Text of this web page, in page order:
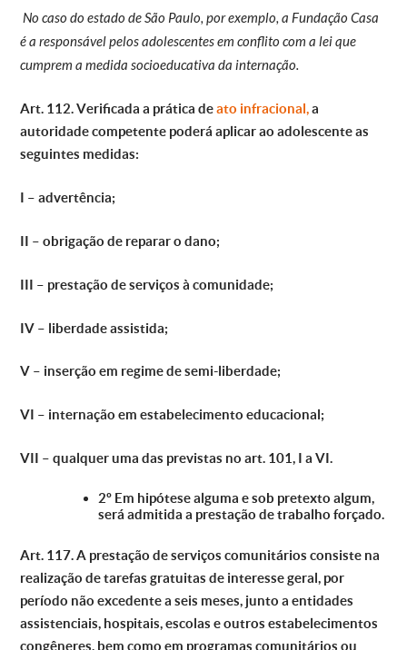
No caso do estado de São Paulo, por exemplo, a Fundação Casa
é a responsável pelos adolescentes em conflito com a lei que
cumprem a medida socioeducativa da internação.
Art. 112. Verificada a prática deato infracional,a
autoridade competente poderá aplicar ao adolescente as
seguintes medidas:
I – advertência;
II – obrigação de reparar o dano;
III – prestação de serviços à comunidade;
IV – liberdade assistida;
V – inserção em regime de semi-liberdade;
VI – internação em estabelecimento educacional;
VII – qualquer uma das previstas no art. 101, I a VI.
2º Em hipótese alguma e sob pretexto algum,
será admitida a prestação de trabalho forçado.
Art. 117. A prestação de serviços comunitários consiste na
realização de tarefas gratuitas de interesse geral, por
período não excedente a seis meses, junto a entidades
assistenciais, hospitais, escolas e outros estabelecimentos
congêneres, bem como em programas comunitários ou